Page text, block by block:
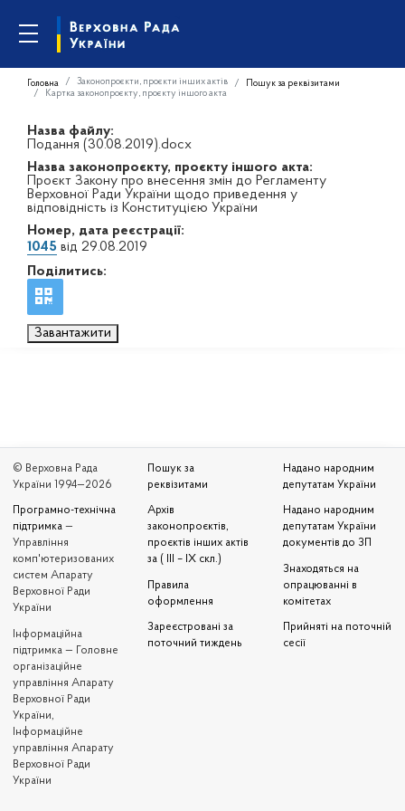
Головна Законопроєкти, проєкти інших актів
Пошук за реквізитами
Картка законопроєкту, проєкту іншого акта
Назва файлу:
Подання (30.08.2019).docx
Назва законопроєкту, проєкту іншого акта:
Проєкт Закону про внесення змін до Регламенту
Верховної Ради України щодо приведення у
відповідність із Конституцією України
Номер, дата реєстрації:
1045 від 29.08.2019
Поділитись:
Завантажити
© Верховна Рада
України 1994—2026
Програмно-технічна
підтримка —
Управління
комп'ютеризованих
систем Апарату
Верховної Ради
України
Iнформаційна
підтримка — Головне
організаційне
управління Апарату
Верховної Ради
України,
Інформаційне
управління Апарату
Верховної Ради
України
Пошук за
реквізитами
Архів
законопроєктів,
проєктів інших актів
за ( III – IX скл.)
Правила
оформлення
Зареєстровані за
поточний тиждень
Надано народним
депутатам України
Надано народним
депутатам України
документів до ЗП
Знаходяться на
опрацюванні в
комітетах
Прийняті на поточній
сесії